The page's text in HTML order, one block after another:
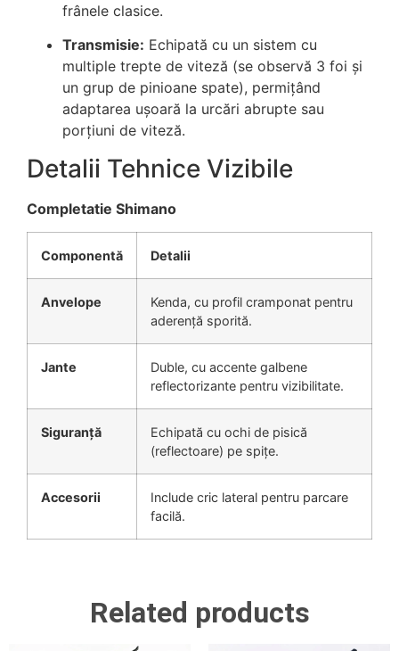
frânele clasice.
Transmisie: Echipată cu un sistem cu
multiple trepte de viteză (se observă 3 foi și
un grup de pinioane spate), permițând
adaptarea ușoară la urcări abrupte sau
porțiuni de viteză.
Detalii Tehnice Vizibile
Completatie Shimano
Componentă Detalii
Anvelope
Kenda, cu profil cramponat pentru
aderență sporită.
Jante
Duble, cu accente galbene
reflectorizante pentru vizibilitate.
Siguranță
Echipată cu ochi de pisică
(reflectoare) pe spițe.
Accesorii
Include cric lateral pentru parcare
facilă.
Related products